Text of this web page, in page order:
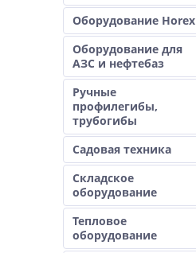
Оборудование Horex
Оборудование для
АЗС и нефтебаз
Ручные
профилегибы,
трубогибы
Садовая техника
Складское
оборудование
Тепловое
оборудование